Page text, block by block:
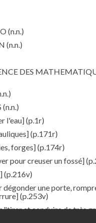
(n.n.)
(n.n.)
DES
(n.n.)
l'eau](p.1r)
(p.171r)
forges](p.174r)
pour creuser un fossé]
(p.216v)
une porte,
(p.253v)
et conduire de très